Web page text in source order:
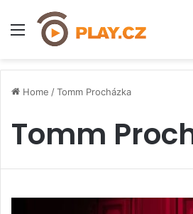
Menu
Home /Tomm Procházka
Tomm